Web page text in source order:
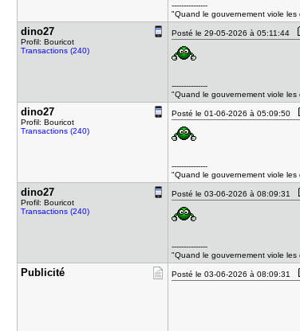
---------------
"Quand le gouvernement viole
dino27
Profil: Bouricot
Transactions (240)
Posté le 29-05-2026 à 05:11:44
---------------
"Quand le gouvernement viole
dino27
Profil: Bouricot
Transactions (240)
Posté le 01-06-2026 à 05:09:50
---------------
"Quand le gouvernement viole
dino27
Profil: Bouricot
Transactions (240)
Posté le 03-06-2026 à 08:09:31
---------------
"Quand le gouvernement viole
Publicité Posté le 03-06-2026 à 08:09:31